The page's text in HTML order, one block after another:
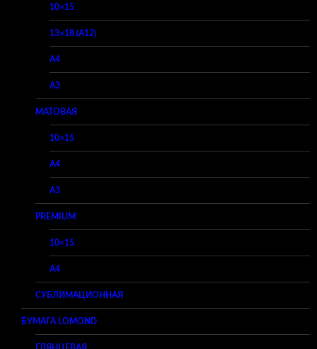
10×15
13×18 (A12)
A4
A3
МАТОВАЯ
10×15
A4
A3
PREMIUM
10×15
A4
СУБЛИМАЦИОННАЯ
БУМАГА LOMOND